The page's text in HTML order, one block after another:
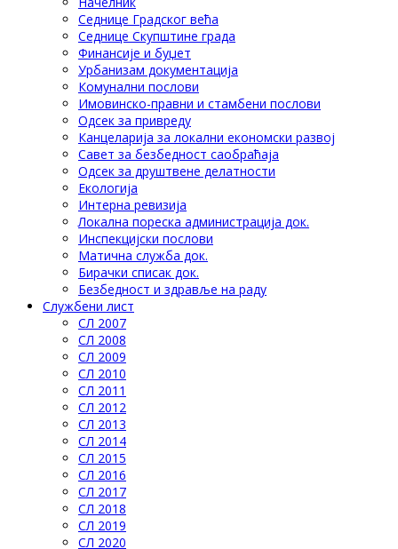
Седнице Градског већа
Седнице Скупштине града
Финансије и буџет
Урбанизам документација
Комунални послови
Имовинско-правни и стамбени послови
Одсек за привреду
Канцеларија за локални економски развој
Савет за безбедност саобраћаја
Одсек за друштвене делатности
Eкологија
Интерна ревизија
Локална пореска администрација док.
Инспекцијски послови
Матична служба док.
Бирачки списак док.
Безбедност и здравље на раду
Службени лист
СЛ 2007
СЛ 2008
СЛ 2009
СЛ 2010
СЛ 2011
СЛ 2012
СЛ 2013
СЛ 2014
СЛ 2015
СЛ 2016
СЛ 2017
СЛ 2018
СЛ 2019
СЛ 2020